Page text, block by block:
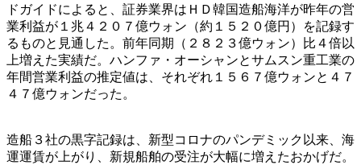
ドガイドによると、証券業界はＨＤ韓国造船海洋が昨年の営
業利益が１兆４２０７億ウォン（約１５２０億円）を記録す
るものと見通した。前年同期（２８２３億ウォン）比４倍以
上増えた実績だ。ハンファ・オーシャンとサムスン重工業の
年間営業利益の推定値は、それぞれ１５６７億ウォンと４７
４７億ウォンだった。
造船３社の黒字記録は、新型コロナのパンデミック以来、海
運運賃が上がり、新規船舶の受注が大幅に増えたおかげだ。